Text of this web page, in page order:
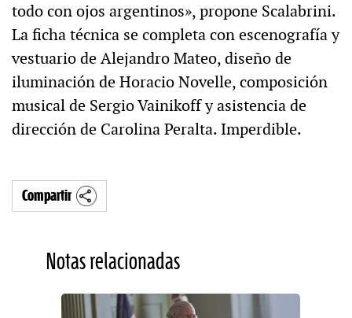
todo con ojos argentinos», propone Scalabrini.
La ficha técnica se completa con escenografía y
vestuario de Alejandro Mateo, diseño de
iluminación de Horacio Novelle, composición
musical de Sergio Vainikoff y asistencia de
dirección de Carolina Peralta. Imperdible.
Compartir
Notas relacionadas